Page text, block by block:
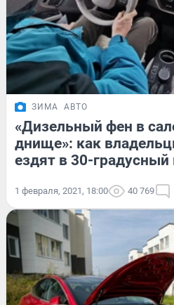
ЗИМА АВТО
«Дизельный фен в
днище»: как
ездят в 30-градусный
1 февраля, 2021, 18:00 40 769